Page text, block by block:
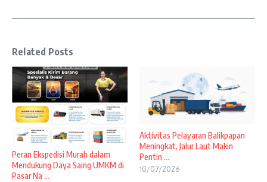
Related Posts
Peran Ekspedisi Murah dalam
Mendukung Daya Saing UMKM di
Pasar Na ...
Aktivitas Pelayaran Balikpapan
Meningkat, Jalur Laut Makin
Pentin ...
10/07/2026